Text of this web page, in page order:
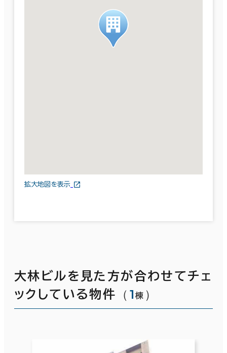
拡大地図を表示
大林ビルを見た方が合わせてチェ
ックしている物件
（ 1棟 ）